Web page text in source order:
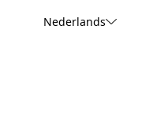
Nederlands